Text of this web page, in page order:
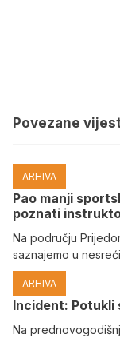
Povezane
ARHIVA
Pao manji
poznati
Na području
saznajemo u
ARHIVA
Incident: Potukli
Na